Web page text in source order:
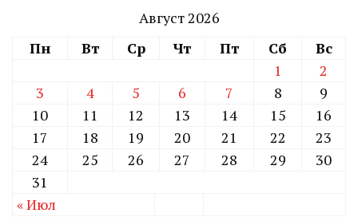
Август 2026
Пн
Вт Ср Чт Пт Сб
Вс
1
2
3
4 5 6 7 8
9
10
11 12 13 14 15
16
17
18 19 20 21 22
23
24
25 26 27 28 29
30
31
« Июл